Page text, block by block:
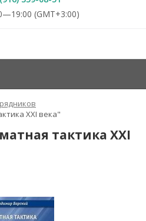
(GMT+3:00)
XXI века"
тактика XXI